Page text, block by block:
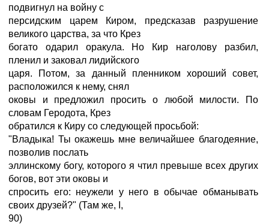
подвигнул на войну с
персидским царем Киром, предсказав разрушение
великого царства, за что Крез
богато одарил оракула. Но Кир наголову разбил,
пленил и заковал лидийского
царя. Потом, за данный пленником хороший совет,
расположился к нему, снял
оковы и предложил просить о любой милости. По
словам Геродота, Крез
обратился к Киру со следующей просьбой:
"Владыка! Ты окажешь мне величайшее благодеяние,
позволив послать
эллинскому богу, которого я чтил превыше всех других
богов, вот эти оковы и
спросить его: неужели у него в обычае обманывать
своих друзей?" (Там же, I,
90)